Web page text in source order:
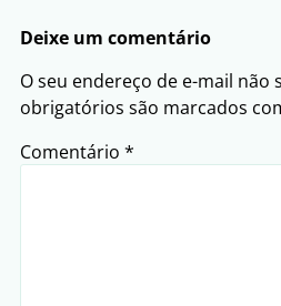
Deixe um comentário
O seu endereço de e-mail não
obrigatórios são marcados
Comentário *